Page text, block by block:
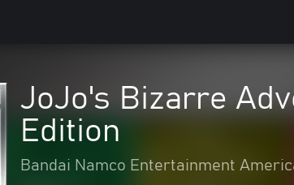
JoJo's Bizarre
Edition
Bandai Namco Entertainment